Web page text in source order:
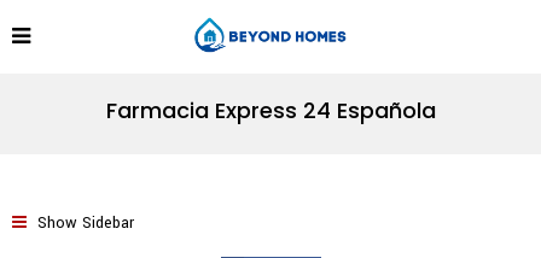
Farmacia Express 24 Española
Show Sidebar